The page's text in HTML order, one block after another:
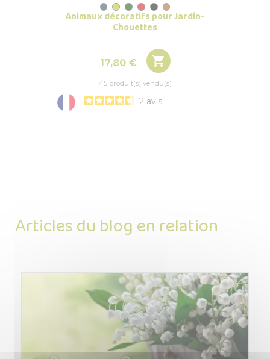
Animaux décoratifs pour Jardin-
Chouettes
Prix
17,80 € 
45 produit(s) vendu(s)
2 avis
Articles du blog en relation